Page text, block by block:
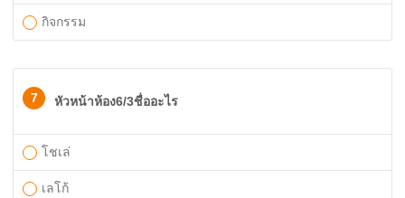
กิจกรรม
7 หัวหน้าห้อง6/3ชื่ออะไร
โชเล่
เลโก้